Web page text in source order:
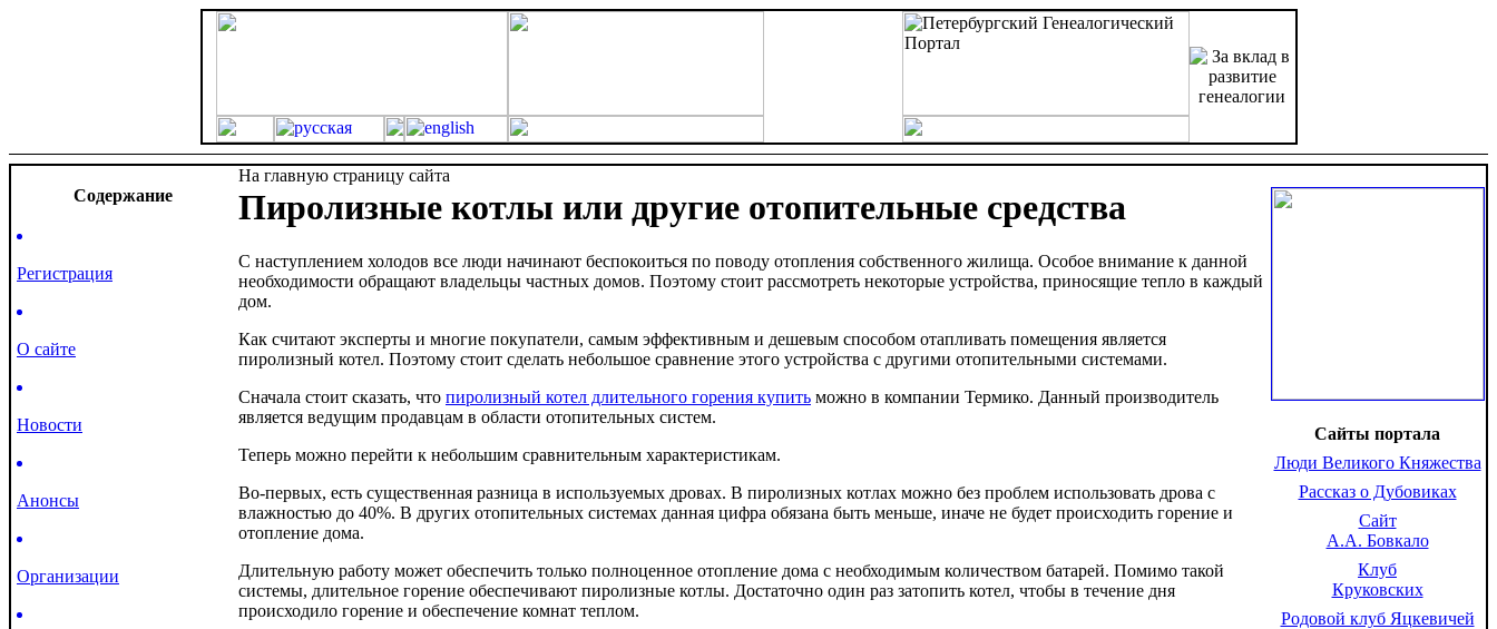
Cодержание
Регистрация
О сайте
Новости
Анонсы
Организации
На главную страницу сайта
Пиролизные котлы или другие отопительные средства
С наступлением холодов все люди начинают беспокоиться по поводу отопления собственного жилища. Особое внимание к данной
необходимости обращают владельцы частных домов. Поэтому стоит рассмотреть некоторые устройства, приносящие тепло в каждый
дом.
Как считают эксперты и многие покупатели, самым эффективным и дешевым способом отапливать помещения является
пиролизный котел. Поэтому стоит сделать небольшое сравнение этого устройства с другими отопительными системами.
Сначала стоит сказать, что пиролизный котел длительного горения купить можно в компании Термико. Данный производитель
является ведущим продавцам в области отопительных систем.
Теперь можно перейти к небольшим сравнительным характеристикам.
Во-первых, есть существенная разница в используемых дровах. В пиролизных котлах можно без проблем использовать дрова с
влажностью до 40%. В других отопительных системах данная цифра обязана быть меньше, иначе не будет происходить горение и
отопление дома.
Длительную работу может обеспечить только полноценное отопление дома с необходимым количеством батарей. Помимо такой
системы, длительное горение обеспечивают пиролизные котлы. Достаточно один раз затопить котел, чтобы в течение дня
происходило горение и обеспечение комнат теплом.
Сайты портала
Люди Великого Княжества
Рассказ о Дубовиках
Сайт
А.А. Бовкало
Клуб
Круковских
Родовой клуб Яцкевичей